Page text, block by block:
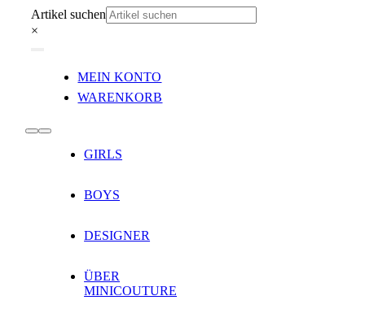
Inhalt
Artikel suchen
×
Navigation
MEIN KONTO
WARENKORB
Toggle
Navigation
GIRLS
BOYS
DESIGNER
ÜBER
MINICOUTURE